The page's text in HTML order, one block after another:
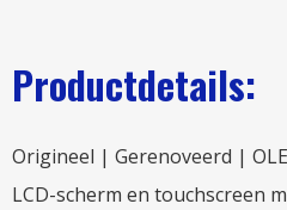
Productdetails:
Origineel | Gerenoveerd |
LCD-scherm en touchscreen